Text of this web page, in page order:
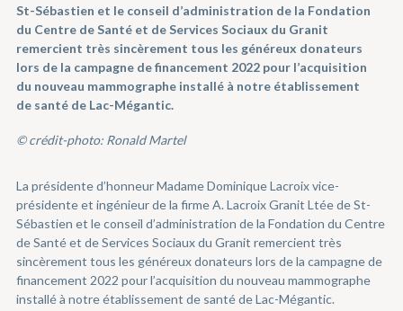
St-Sébastien et le conseil d’administration de la Fondation
du Centre de Santé et de Services Sociaux du Granit
remercient très sincèrement tous les généreux donateurs
lors de la campagne de financement 2022 pour l’acquisition
du nouveau mammographe installé à notre établissement
de santé de Lac-Mégantic.
© crédit-photo: Ronald Martel
La présidente d’honneur Madame Dominique Lacroix vice-
présidente et ingénieur de la firme A. Lacroix Granit Ltée de St-
Sébastien et le conseil d’administration de la Fondation du Centre
de Santé et de Services Sociaux du Granit remercient très
sincèrement tous les généreux donateurs lors de la campagne de
financement 2022 pour l’acquisition du nouveau mammographe
installé à notre établissement de santé de Lac-Mégantic.